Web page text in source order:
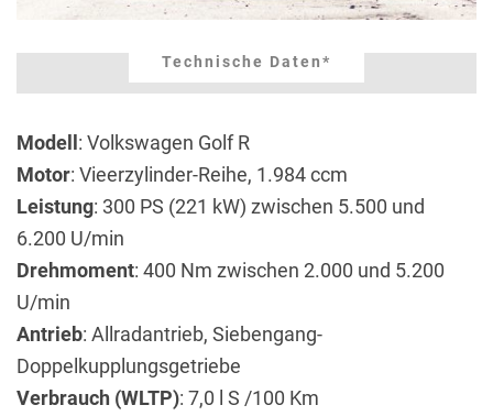
Technische Daten*
Modell : Volkswagen Golf R
Motor: Vieerzylinder-Reihe, 1.984 ccm
Leistung: 300 PS (221 kW) zwischen 5.500 und
6.200 U/min
Drehmoment: 400 Nm zwischen 2.000 und 5.200
U/min
Antrieb: Allradantrieb, Siebengang-
Doppelkupplungsgetriebe
Verbrauch (WLTP): 7,0 l S /100 Km